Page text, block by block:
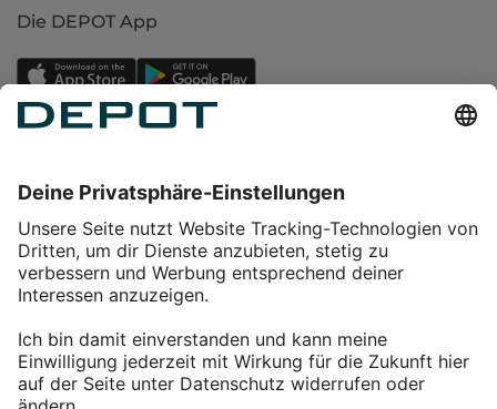
Die DEPOT App
Service
Über DEPOT
Kontakt